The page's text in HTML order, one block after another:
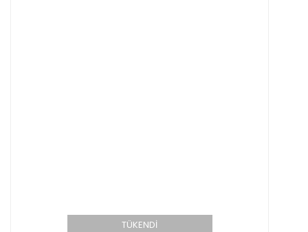
TÜKENDİ